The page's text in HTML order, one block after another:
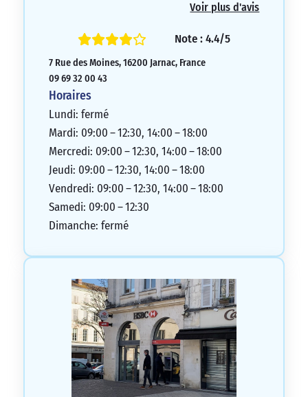
Voir plus d'avis
Note : 4.4/5
7 Rue des Moines, 16200 Jarnac, France
09 69 32 00 43
Horaires
Lundi: fermé
Mardi: 09:00 – 12:30, 14:00 – 18:00
Mercredi: 09:00 – 12:30, 14:00 – 18:00
Jeudi: 09:00 – 12:30, 14:00 – 18:00
Vendredi: 09:00 – 12:30, 14:00 – 18:00
Samedi: 09:00 – 12:30
Dimanche: fermé